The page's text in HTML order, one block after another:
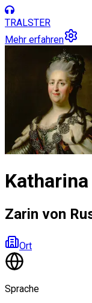
TRALSTER
Mehr erfahren
Zarin von
Ort
Sprache